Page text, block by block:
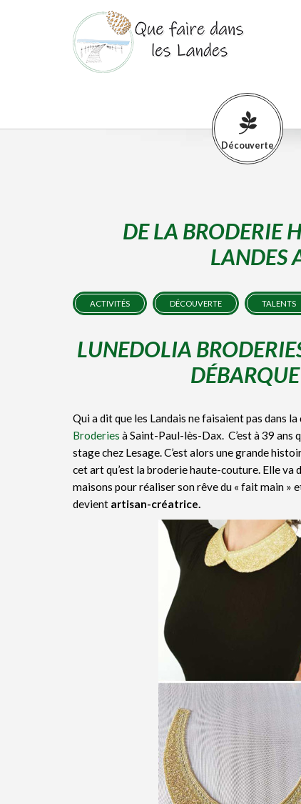
Découverte
DE LA BRODERIE
LANDES
ACTIVITÉS DÉCOUVERTE TALENTS
LUNEDOLIA
Qui a dit que les Landais ne faisaient pas dans
Broderies à Saint-Paul-lès-Dax. C’est à 39 ans
stage chez Lesage. C’est alors une grande
cet art qu’est la broderie haute-couture. Elle
maisons pour réaliser son rêve du « fait main »
devient artisan-créatrice.